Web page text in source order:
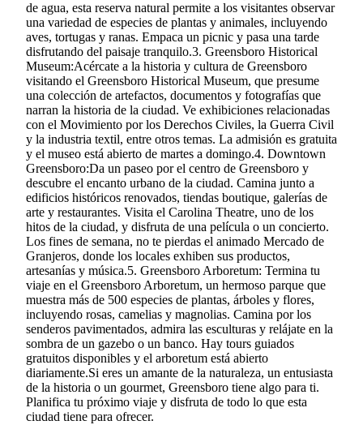
de agua, esta reserva natural permite a los visitantes observar
una variedad de especies de plantas y animales, incluyendo
aves, tortugas y ranas. Empaca un picnic y pasa una tarde
disfrutando del paisaje tranquilo.3. Greensboro Historical
Museum:Acércate a la historia y cultura de Greensboro
visitando el Greensboro Historical Museum, que presume
una colección de artefactos, documentos y fotografías que
narran la historia de la ciudad. Ve exhibiciones relacionadas
con el Movimiento por los Derechos Civiles, la Guerra Civil
y la industria textil, entre otros temas. La admisión es gratuita
y el museo está abierto de martes a domingo.4. Downtown
Greensboro:Da un paseo por el centro de Greensboro y
descubre el encanto urbano de la ciudad. Camina junto a
edificios históricos renovados, tiendas boutique, galerías de
arte y restaurantes. Visita el Carolina Theatre, uno de los
hitos de la ciudad, y disfruta de una película o un concierto.
Los fines de semana, no te pierdas el animado Mercado de
Granjeros, donde los locales exhiben sus productos,
artesanías y música.5. Greensboro Arboretum: Termina tu
viaje en el Greensboro Arboretum, un hermoso parque que
muestra más de 500 especies de plantas, árboles y flores,
incluyendo rosas, camelias y magnolias. Camina por los
senderos pavimentados, admira las esculturas y relájate en la
sombra de un gazebo o un banco. Hay tours guiados
gratuitos disponibles y el arboretum está abierto
diariamente.Si eres un amante de la naturaleza, un entusiasta
de la historia o un gourmet, Greensboro tiene algo para ti.
Planifica tu próximo viaje y disfruta de todo lo que esta
ciudad tiene para ofrecer.